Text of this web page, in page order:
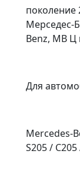
поколение
Мерседес-
Benz, MB Ц
Для
Mercedes-
S205 /